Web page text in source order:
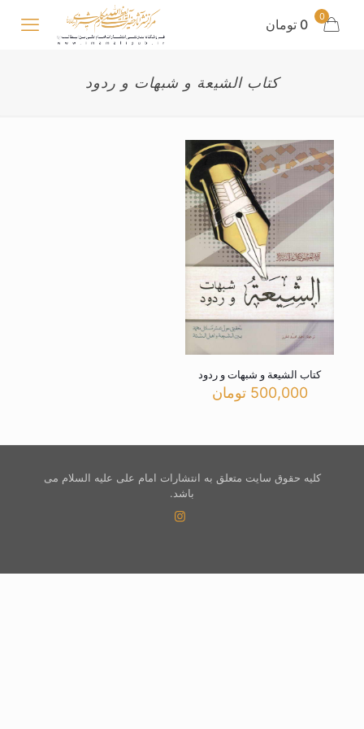
0 0 تومان
کتاب الشیعة و شبهات و ردود
کتاب الشیعة و شبهات و ردود
500,000 تومان
کلیه حقوق سایت متعلق به انتشارات امام علی علیه السلام می
باشد.